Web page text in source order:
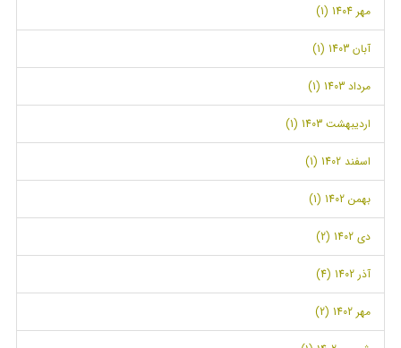
مهر 1404 (1)
آبان 1403 (1)
مرداد 1403 (1)
اردیبهشت 1403 (1)
اسفند 1402 (1)
بهمن 1402 (1)
دی 1402 (2)
آذر 1402 (4)
مهر 1402 (2)